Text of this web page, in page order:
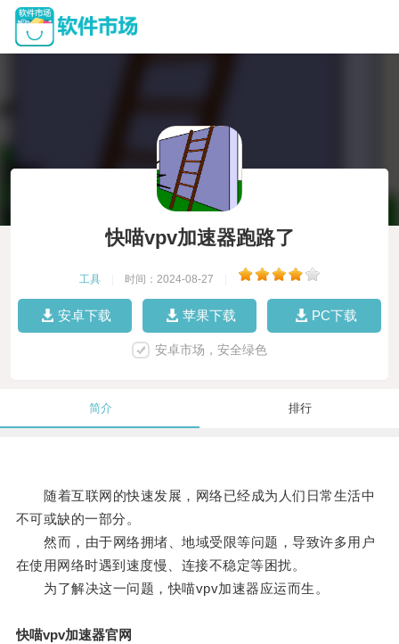
快喵vpv加速器跑路了
工具 时间：2024-08-27
安卓下载 苹果下载 PC下载
安卓市场，安全绿色
简介 排行
随着互联网的快速发展，网络已经成为人们日常生活中
不可或缺的一部分。
然而，由于网络拥堵、地域受限等问题，导致许多用户
在使用网络时遇到速度慢、连接不稳定等困扰。
为了解决这一问题，快喵vpv加速器应运而生。
快喵vpv加速器官网